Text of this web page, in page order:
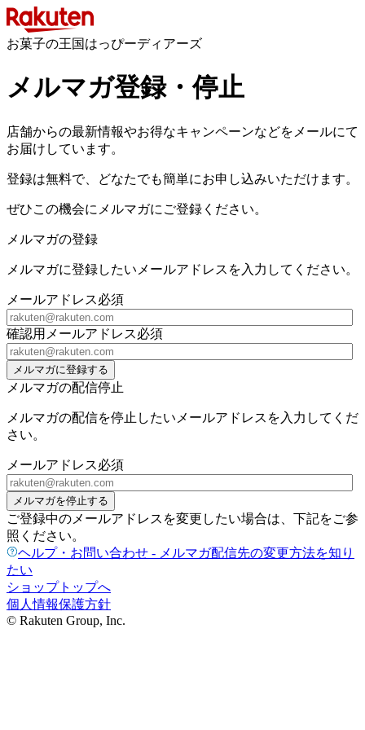
お菓子の王国はっぴーディアーズ
メルマガ登録・停止
店舗からの最新情報やお得なキャンペーンなどをメールにて
お届けしています。
登録は無料で、どなたでも簡単にお申し込みいただけます。
ぜひこの機会にメルマガにご登録ください。
メルマガの登録
メルマガに登録したいメールアドレスを入力してください。
メールアドレス必須
確認用メールアドレス必須
メルマガに登録する
メルマガの配信停止
メルマガの配信を停止したいメールアドレスを入力してくだ
さい。
メールアドレス必須
メルマガを停止する
ご登録中のメールアドレスを変更したい場合は、下記をご参
照ください。
ヘルプ・お問い合わせ - メルマガ配信先の変更方法を知り
たい
ショップトップへ
個人情報保護方針
© Rakuten Group, Inc.